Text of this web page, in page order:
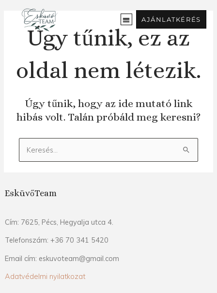
tartalomra
AJÁNLATKÉRÉS
Úgy tűnik, ez az
oldal nem létezik.
Úgy tűnik, hogy az ide mutató link
hibás volt. Talán próbáld meg keresni?
Keresés:
EsküvőTeam
Cím: 7625, Pécs, Hegyalja utca 4.
Telefonszám: +36 70 341 5420
Email cím: eskuvoteam@gmail.com
Adatvédelmi nyilatkozat